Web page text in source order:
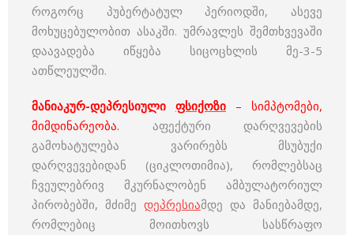
როგორც პუბერტატულ პერიოდში, ასევე
მოხუცებულობით ასაკში. უმრავლეს შემთხვევაში
დაავადება იწყება სიცოცხლის მე-3-5
ათწლეულში.
მანიაკურ-დეპრესიული ფსიქოზი – სიმპტომები,
მიმდინარეობა. აფექტური დარღვევების
გამოხატულება ვარირებს მსუბუქი
დარღვევებიდან (ციკლოთიმია), რომლებსაც
ჩვეულებრივ მკურნალობენ ამბულატორიულ
პირობებში, მძიმე დეპრესიამდე და მანიებამდე,
რომლებიც მოითხოვს სასწრაფო